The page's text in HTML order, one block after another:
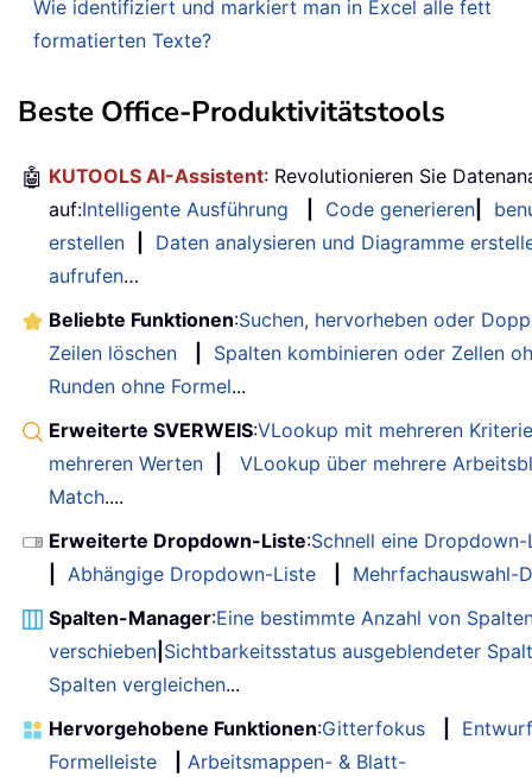
Wie identifiziert und markiert man in Excel alle fett
formatierten Texte?
Beste Office-Produktivitätstools
🤖 KUTOOLS AI-Assistent: Revolutionieren Sie
auf:Intelligente Ausführung Code generieren
erstellen
Daten analysieren und Diagramme
aufrufen…
Beliebte Funktionen:Suchen, hervorheben oder
Zeilen löschen
Spalten kombinieren oder Zellen
Runden ohne Formel...
Erweiterte SVERWEIS:VLookup mit mehreren
mehreren Werten
VLookup über mehrere
Match....
Erweiterte Dropdown-Liste:Schnell eine
Abhängige Dropdown-Liste
Mehrfachauswahl-
Spalten-Manager:Eine bestimmte Anzahl von
verschieben Sichtbarkeitsstatus ausgeblendeter
Spalten vergleichen...
Hervorgehobene Funktionen:Gitterfokus
Entwurf
Formelleiste
Arbeitsmappen- & Blatt-